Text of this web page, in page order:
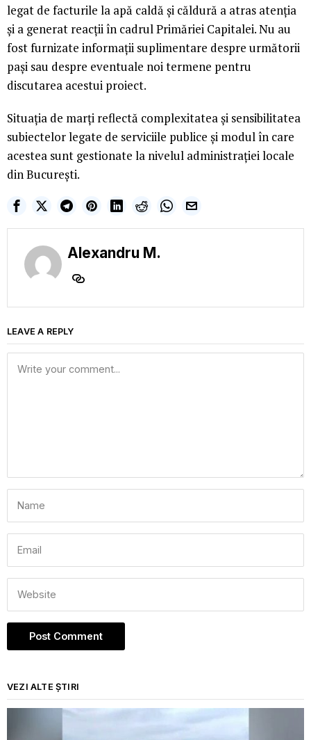
legat de facturile la apă caldă și căldură a atras atenția
și a generat reacții în cadrul Primăriei Capitalei. Nu au
fost furnizate informații suplimentare despre următorii
pași sau despre eventuale noi termene pentru
discutarea acestui proiect.
Situația de marți reflectă complexitatea și sensibilitatea
subiectelor legate de serviciile publice și modul în care
acestea sunt gestionate la nivelul administrației locale
din București.
Alexandru M.
LEAVE A REPLY
VEZI ALTE ȘTIRI